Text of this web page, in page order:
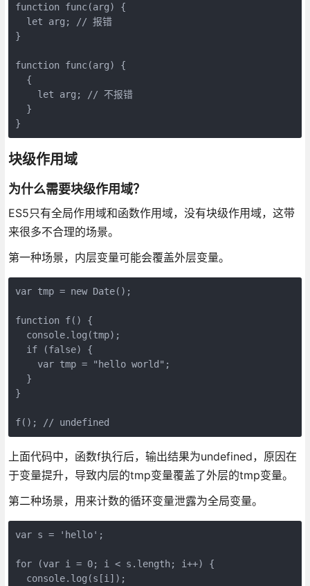
function func(arg) {
  let arg; // 报错
}
function func(arg) {
  {
    let arg; // 不报错
  }
块级作用域
为什么需要块级作用域？
ES5只有全局作用域和函数作用域，没有块级作用域，这带
来很多不合理的场景。
第一种场景，内层变量可能会覆盖外层变量。
var tmp = new Date();
function f() {
  console.log(tmp);
  if (false) {
    var tmp = "hello world";
  }
}
上面代码中，函数f执行后，输出结果为undefined，原因在
于变量提升，导致内层的tmp变量覆盖了外层的tmp变量。
第二种场景，用来计数的循环变量泄露为全局变量。
var s = 'hello';
for (var i = 0; i < s.length; i++) {
  console.log(s[i]);